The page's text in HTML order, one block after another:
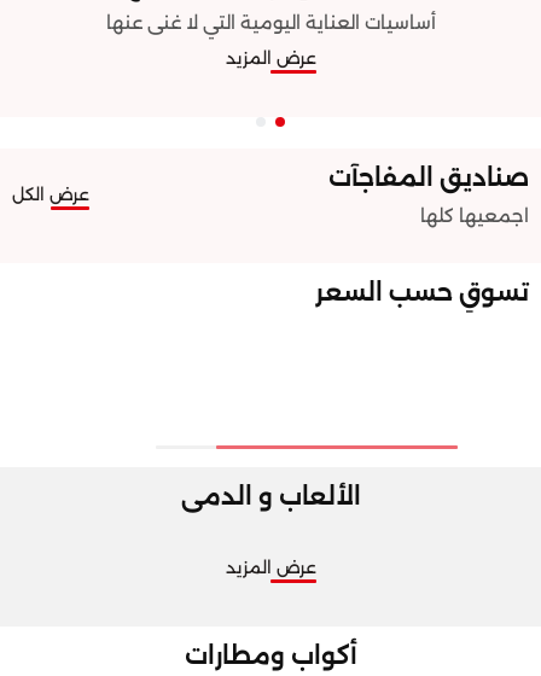
أساسيات العناية اليومية التي لا غنى عنها
عرض المزيد
صناديق المفاجآت
اجمعيها كلها ️
عرض الكل
تسوقِ حسب السعر
الألعاب و الدمى
عرض المزيد
أكواب ومطارات